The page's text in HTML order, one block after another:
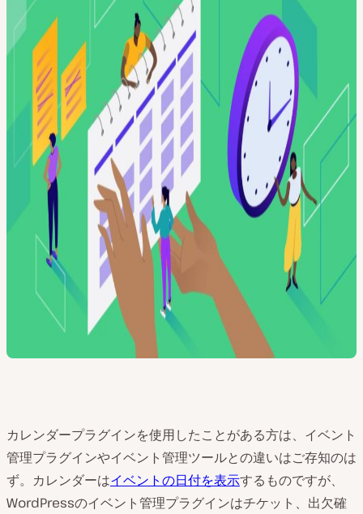
カレンダープラグインを使用したことがある方は、イベント
管理プラグインやイベント管理ツールとの違いはご存知のは
ず。カレンダーはイベントの日付を表示するものですが、
WordPressのイベント管理プラグインはチケット、出欠確